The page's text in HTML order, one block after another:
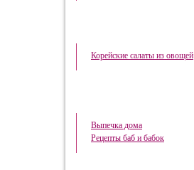
Корейские салаты из овощей
Выпечка дома
Рецепты баб и бабок